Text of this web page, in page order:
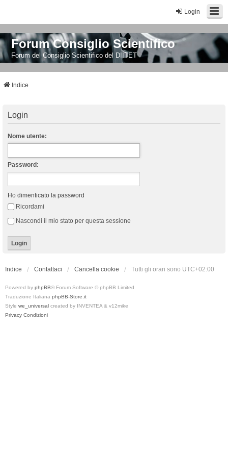
Login
Forum Consiglio Scientifico
Forum del Consiglio Scientifico del DIITET
Indice
Login
Nome utente:
Password:
Ho dimenticato la password
Ricordami
Nascondi il mio stato per questa sessione
Indice Contattaci Cancella cookie Tutti gli orari sono UTC+02:00
Powered by phpBB® Forum Software © phpBB Limited
Traduzione Italiana phpBB-Store.it
Style we_universal created by INVENTEA & v12mike
Privacy Condizioni